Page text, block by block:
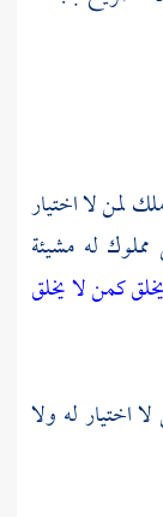
لمن لا اختيار
له مشيئة
كمن لا يخلق
اختيار له ولا